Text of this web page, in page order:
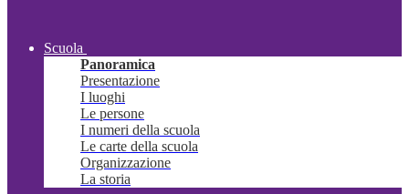
Scuola
Panoramica
Presentazione
I luoghi
Le persone
I numeri della scuola
Le carte della scuola
Organizzazione
La storia